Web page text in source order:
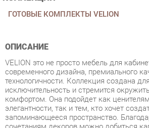
современного дизайна, премиального
исключительность и стремится окружить
комфортом. Она подойдет как ценителям
элегантности, так и тем, кто хочет
запоминающееся пространство.
сочетаниям декоров можно добиться
концепций от строгих до роскошных.
декоры VELLION отличаются
использованы покрытия EGGER с